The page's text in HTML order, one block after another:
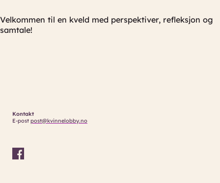
Velkommen til en kveld med perspektiver, refleksjon og
samtale!
Kontakt
E-post post@kvinnelobby.no